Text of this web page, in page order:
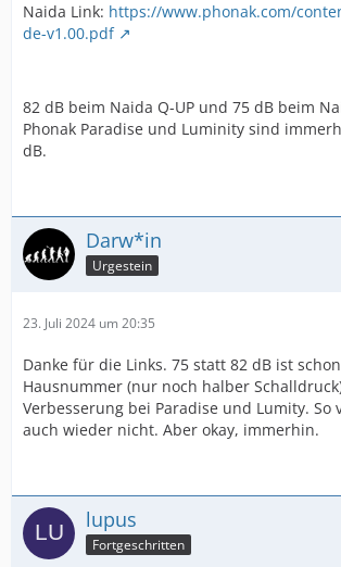
Naida Link: https://www.phonak.com/
de-v1.00.pdf
82 dB beim Naida Q-UP und 75 dB beim
Phonak Paradise und Luminity sind
dB.
Darw*in
Urgestein
23. Juli 2024 um 20:35
Danke für die Links. 75 statt 82 dB ist
Hausnummer (nur noch halber
Verbesserung bei Paradise und Lumity. So
auch wieder nicht. Aber okay, immerhin.
lupus
Fortgeschritten